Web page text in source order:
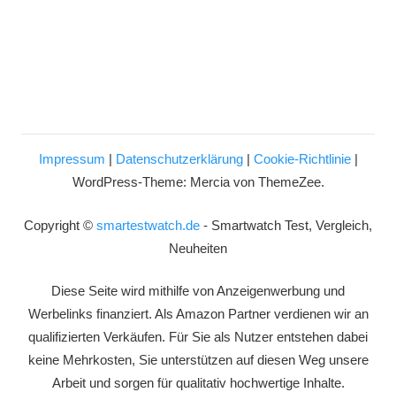
Impressum | Datenschutzerklärung| Cookie-Richtlinie|
WordPress-Theme: Mercia von ThemeZee.
Copyright © smartestwatch.de - Smartwatch Test, Vergleich,
Neuheiten
Diese Seite wird mithilfe von Anzeigenwerbung und
Werbelinks finanziert. Als Amazon Partner verdienen wir an
qualifizierten Verkäufen. Für Sie als Nutzer entstehen dabei
keine Mehrkosten, Sie unterstützen auf diesen Weg unsere
Arbeit und sorgen für qualitativ hochwertige Inhalte.